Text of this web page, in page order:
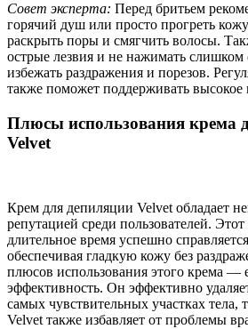
Совет эксперта: Перед бритьем
горячий душ или просто прогреть
раскрыть поры и смягчить волосы.
острые лезвия и не нажимать
избежать раздражения и порезов.
также поможет поддерживать высокое
Плюсы использования крема
Velvet
Крем для депиляции Velvet обладает
репутацией среди пользователей.
длительное время успешно
обеспечивая гладкую кожу без
плюсов использования этого крема —
эффективность. Он эффективно
самых чувствительных участках
Velvet также избавляет от проблемы